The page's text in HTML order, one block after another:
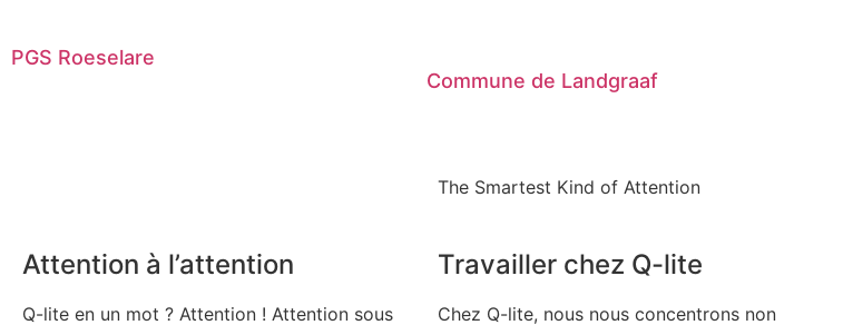
PGS Roeselare
Commune de Landgraaf
The Smartest Kind of Attention
Attention à l’attention
Q-lite en un mot ? Attention ! Attention sous
Travailler chez Q-lite
Chez Q-lite, nous nous concentrons non